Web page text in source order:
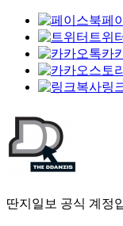
페
트위
카
링
딴지일보 공식 계정